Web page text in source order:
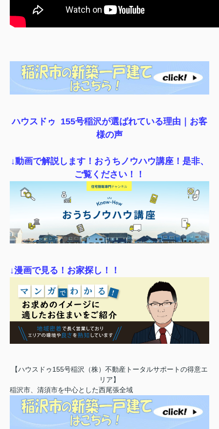
ハウスドゥ 155号稲沢が選ばれている理由｜ お客
様の声
↓動画で解説します！おうちノウハウ講座！是非、
ご覧ください！！
↓漫画で見る！お家探し！！
【ハウスドゥ155号稲沢（株）不動産トータルサポートの得意エ
リア】
稲沢市、清須市を中心とした西尾張全域